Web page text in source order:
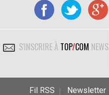
S'INSCRIRE À TOP/COM NEWS
Fil RSS Newsletter